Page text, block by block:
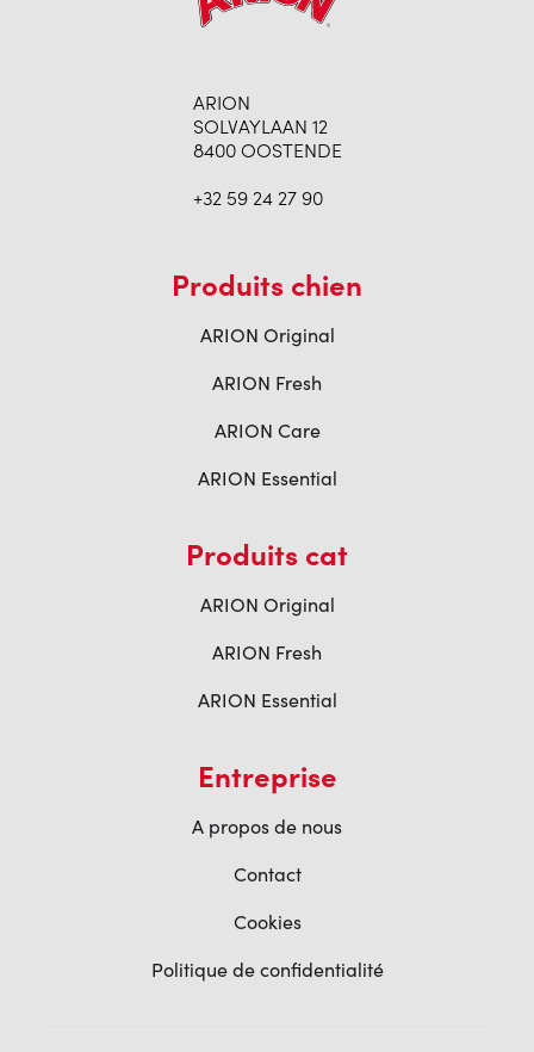
ARION
SOLVAYLAAN 12
8400 OOSTENDE
+32 59 24 27 90
Produits chien
ARION Original
ARION Fresh
ARION Care
ARION Essential
Produits cat
ARION Original
ARION Fresh
ARION Essential
Entreprise
A propos de nous
Contact
Cookies
Politique de confidentialité